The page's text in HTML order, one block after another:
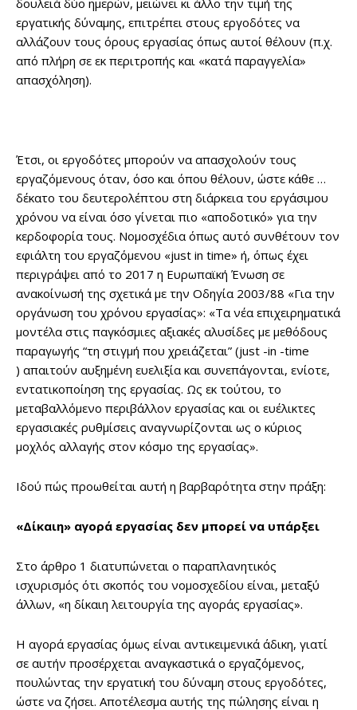
δουλειά δύο ημερών, μειώνει κι άλλο την τιμή της
εργατικής δύναμης, επιτρέπει στους εργοδότες να
αλλάζουν τους όρους εργασίας όπως αυτοί θέλουν (π.χ.
από πλήρη σε εκ περιτροπής και «κατά παραγγελία»
απασχόληση).
Έτσι, οι εργοδότες μπορούν να απασχολούν τους
εργαζόμενους όταν, όσο και όπου θέλουν, ώστε κάθε …
δέκατο του δευτερολέπτου στη διάρκεια του εργάσιμου
χρόνου να είναι όσο γίνεται πιο «αποδοτικό» για την
κερδοφορία τους. Νομοσχέδια όπως αυτό συνθέτουν τον
εφιάλτη του εργαζόμενου «just in time» ή, όπως έχει
περιγράψει από το 2017 η Ευρωπαϊκή Ένωση σε
ανακοίνωσή της σχετικά με την Οδηγία 2003/88 «Για την
οργάνωση του χρόνου εργασίας»: «Τα νέα επιχειρηματικά
μοντέλα στις παγκόσμιες αξιακές αλυσίδες με μεθόδους
παραγωγής “τη στιγμή που χρειάζεται” (just -in -time
) απαιτούν αυξημένη ευελιξία και συνεπάγονται, ενίοτε,
εντατικοποίηση της εργασίας. Ως εκ τούτου, το
μεταβαλλόμενο περιβάλλον εργασίας και οι ευέλικτες
εργασιακές ρυθμίσεις αναγνωρίζονται ως ο κύριος
μοχλός αλλαγής στον κόσμο της εργασίας».
Ιδού πώς προωθείται αυτή η βαρβαρότητα στην πράξη:
«Δίκαιη» αγορά εργασίας δεν μπορεί να υπάρξει
Στο άρθρο 1 διατυπώνεται ο παραπλανητικός
ισχυρισμός ότι σκοπός του νομοσχεδίου είναι, μεταξύ
άλλων, «η δίκαιη λειτουργία της αγοράς εργασίας».
Η αγορά εργασίας όμως είναι αντικειμενικά άδικη, γιατί
σε αυτήν προσέρχεται αναγκαστικά ο εργαζόμενος,
πουλώντας την εργατική του δύναμη στους εργοδότες,
ώστε να ζήσει. Αποτέλεσμα αυτής της πώλησης είναι η